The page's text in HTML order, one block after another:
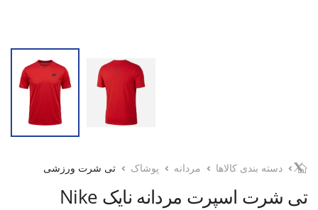
دسته بندی کالاها مردانه پوشاک تی شرت ورزشی
تی شرت اسپرت مردانه نایک Nike